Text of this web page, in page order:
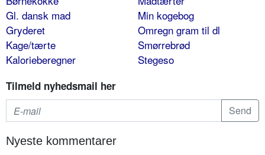
Gl. dansk mad
Gryderet
Kage/tærte
Kalorieberegner
Min kogebog
Omregn gram til dl
Smørrebrød
Stegeso
Tilmeld nyhedsmail her
Nyeste kommentarer